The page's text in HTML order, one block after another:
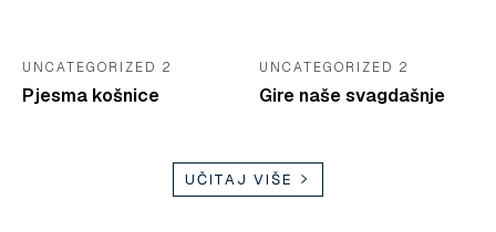
UNCATEGORIZED 2
Pjesma košnice
UNCATEGORIZED 2
Gire naše svagdašnje
UČITAJ VIŠE